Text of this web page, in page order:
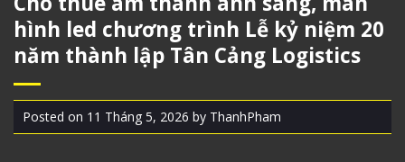
hình led chương trình Lễ kỷ niệm 20
năm thành lập Tân Cảng Logistics
Posted on 11 Tháng 5, 2026 by ThanhPham